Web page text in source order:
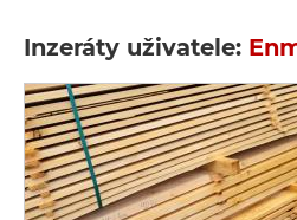
Inzeráty uživatele: